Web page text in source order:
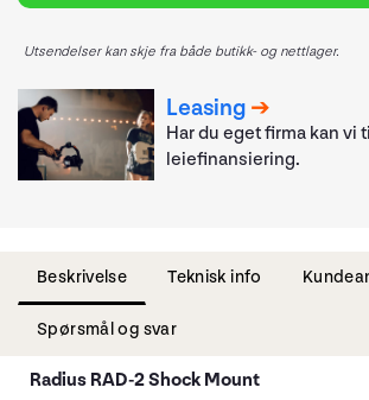
Utsendelser kan skje fra både butikk- og nettlager.
Leasing
Har du eget firma kan vi
leiefinansiering.
Beskrivelse Teknisk info
Spørsmål og svar
Radius RAD-2 Shock Mount